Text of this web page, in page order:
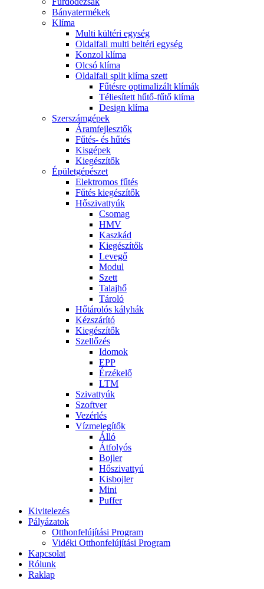
Bányatermékek
Klíma
Multi kültéri egység
Oldalfali multi beltéri egység
Konzol klíma
Olcsó klíma
Oldalfali split klíma szett
Fűtésre optimalizált klímák
Téliesített hűtő-fűtő klíma
Design klíma
Szerszámgépek
Áramfejlesztők
Fűtés- és hűtés
Kisgépek
Kiegészítők
Épületgépészet
Elektromos fűtés
Fűtés kiegészítők
Hőszivattyúk
Csomag
HMV
Kaszkád
Kiegészítők
Levegő
Modul
Szett
Talajhő
Tároló
Hőtárolós kályhák
Kézszárító
Kiegészítők
Szellőzés
Idomok
EPP
Érzékelő
LTM
Szivattyúk
Szoftver
Vezérlés
Vízmelegítők
Álló
Átfolyós
Bojler
Hőszivattyú
Kisbojler
Mini
Puffer
Kivitelezés
Pályázatok
Otthonfelújítási Program
Vidéki Otthonfelújítási Program
Kapcsolat
Rólunk
Raklap